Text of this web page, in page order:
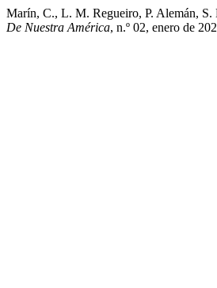
Marín, C., L. M. Regueiro, P. Alemán,
De Nuestra América, n.º 02, enero de